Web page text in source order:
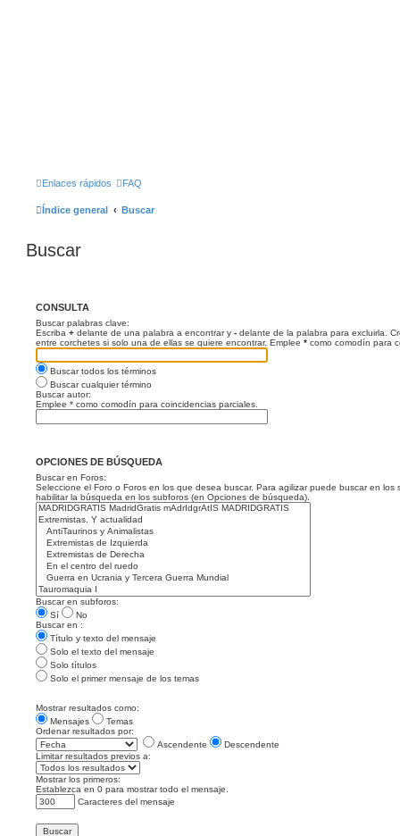
Enlaces rápidos FAQ
Índice general Buscar
Buscar
CONSULTA
Buscar palabras clave:
Escriba + delante de una palabra a encontrar y - delante de la palabra para excluirla.
entre corchetes si solo una de ellas se quiere encontrar. Emplee * como comodín para
Buscar todos los términos
Buscar cualquier término
Buscar autor:
Emplee * como comodín para coincidencias parciales.
OPCIONES DE BÚSQUEDA
Buscar en Foros:
Seleccione el Foro o Foros en los que desea buscar. Para agilizar puede buscar en
habilitar la búsqueda en los subforos (en Opciones de búsqueda).
Buscar en subforos:
Sí
No
Buscar en :
Título y texto del mensaje
Solo el texto del mensaje
Solo títulos
Solo el primer mensaje de los temas
Mostrar resultados como:
Mensajes
Temas
Ordenar resultados por:
Ascendente
Descendente
Limitar resultados previos a:
Mostrar los primeros:
Establezca en 0 para mostrar todo el mensaje.
Caracteres del mensaje